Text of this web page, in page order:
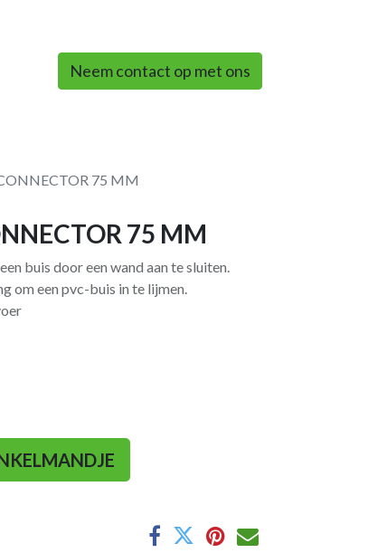
Neem contact op met ons
75 MM
75 MM
​​buis door een wand aan te sluiten.
om een ​​pvc-buis in te lijmen.